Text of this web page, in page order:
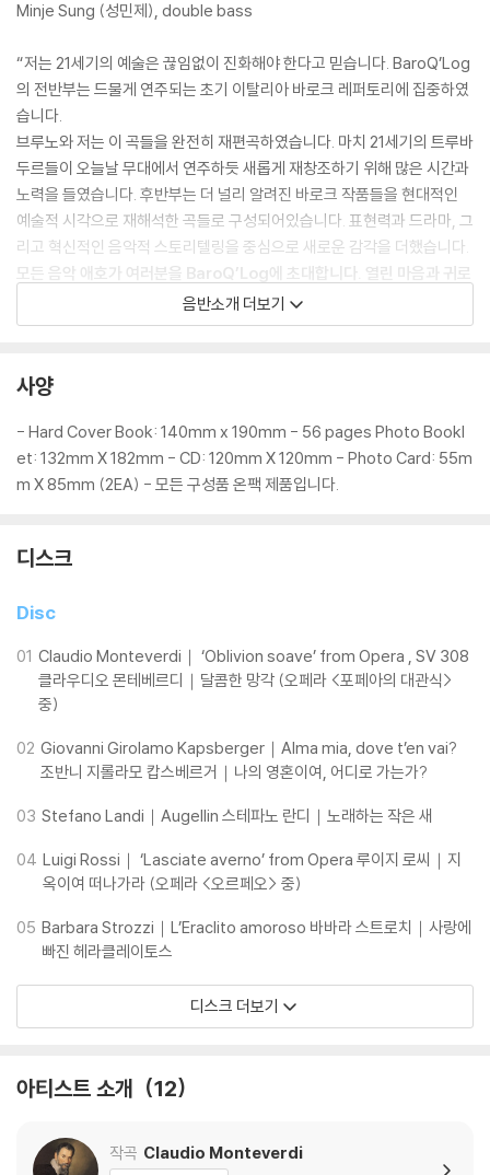
Minje Sung (성민제), double bass
“저는 21세기의 예술은 끊임없이 진화해야 한다고 믿습니다. BaroQ’Log
의 전반부는 드물게 연주되는 초기 이탈리아 바로크 레퍼토리에 집중하였
습니다.
브루노와 저는 이 곡들을 완전히 재편곡하였습니다. 마치 21세기의 트루바
두르들이 오늘날 무대에서 연주하듯 새롭게 재창조하기 위해 많은 시간과
노력을 들였습니다. 후반부는 더 널리 알려진 바로크 작품들을 현대적인
예술적 시각으로 재해석한 곡들로 구성되어있습니다. 표현력과 드라마, 그
리고 혁신적인 음악적 스토리텔링을 중심으로 새로운 감각을 더했습니다.
모든 음악 애호가 여러분을 BaroQ’Log에 초대합니다. 열린 마음과 귀로
BaroQ’Log를 경험하시고, 이 음악의 진화 여정에 함께 ‘로그인(Log-i
n)’해주시면 감사하겠습니다” - 이동규 (David DQ Lee)
음반소개 더보기
사양
- Hard Cover Book: 140mm x 190mm - 56 pages Photo Bookl
et: 132mm X 182mm - CD: 120mm X 120mm - Photo Card: 55m
m X 85mm (2EA) - 모든 구성품 온팩 제품입니다.
디스크
Disc
01 Claudio Monteverdi｜ ‘Oblivion soave’ from Opera , SV 308
클라우디오 몬테베르디｜달콤한 망각 (오페라 <포페아의 대관식>
중)
02 Giovanni Girolamo Kapsberger｜Alma mia, dove t’en vai?
조반니 지롤라모 캅스베르거｜나의 영혼이여, 어디로 가는가?
03 Stefano Landi｜Augellin 스테파노 란디｜노래하는 작은 새
04 Luigi Rossi｜ ‘Lasciate averno’ from Opera 루이지 로씨｜지
옥이여 떠나가라 (오페라 <오르페오> 중)
05 Barbara Strozzi｜L’Eraclito amoroso 바바라 스트로치｜사랑에
빠진 헤라클레이토스
디스크 더보기
아티스트 소개 12
작곡 Claudio Monteverdi